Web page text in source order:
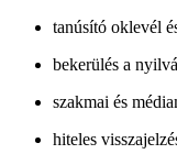
tanúsító oklevél
bekerülés a
szakmai és
hiteles